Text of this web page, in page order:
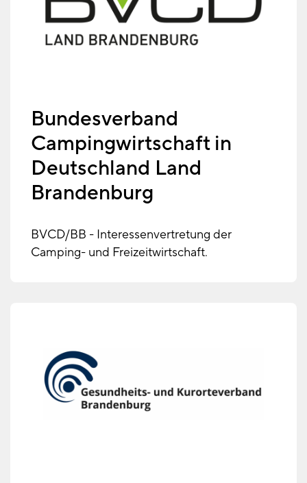
Bundesverband
Campingwirtschaft in
Deutschland Land
Brandenburg
BVCD/BB - Interessenvertretung der
Camping- und Freizeitwirtschaft.